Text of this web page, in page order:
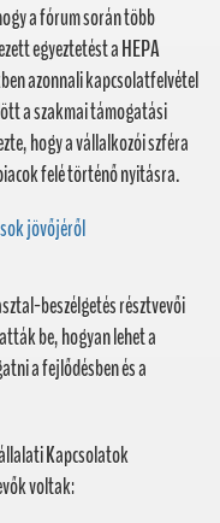
a fórum során több
egyeztetést a HEPA
azonnali kapcsolatfelvétel
a szakmai támogatási
hogy a vállalkozói szféra
felé történő nyitásra.
jövőjéről
beszélgetés résztvevői
be, hogyan lehet a
a fejlődésben és a
Kapcsolatok
voltak: